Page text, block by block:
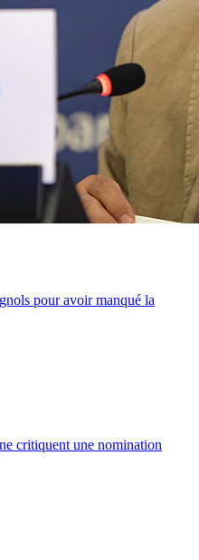
pour avoir manqué la
critiquent une nomination